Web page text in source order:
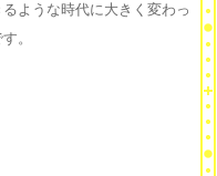
ような時代に大きく変わっ
。